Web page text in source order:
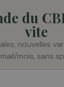
du
vite
nouvelles
mois, sans